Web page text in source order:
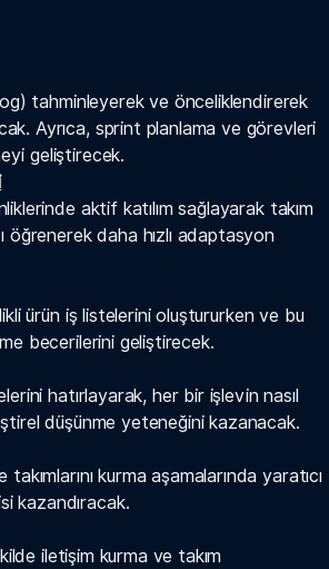
tahminleyerek ve önceliklendirerek
Ayrıca, sprint planlama ve görevleri
geliştirecek.
aktif katılım sağlayarak takım
öğrenerek daha hızlı adaptasyon
ürün iş listelerini oluştururken ve bu
becerilerini geliştirecek.
hatırlayarak, her bir işlevin nasıl
düşünme yeteneğini kazanacak.
kurma aşamalarında yaratıcı
kazandıracak.
iletişim kurma ve takım